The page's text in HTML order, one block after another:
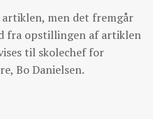
men det fremgår
fra opstillingen af artiklen
til skolechef for
Bo Danielsen.